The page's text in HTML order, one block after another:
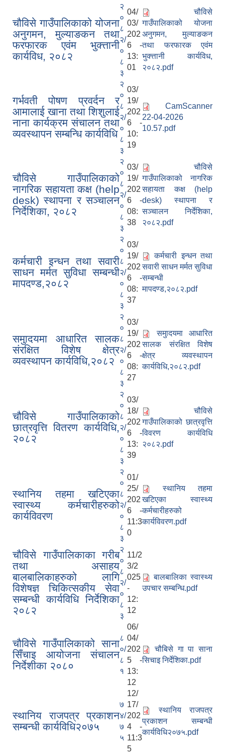
चौविसे गाउँपालिकाको योजना
अनुगमन, मुल्याङकन तथा
फरफारक एवंम भुक्त्तानी
कार्यविध, २०८२
२
०
८
२/
०
८
३
04/
03/
202
6 -
13:
01
चौविसे
गाउँपालिकाको योजना
अनुगमन, मुल्याङकन
तथा फरफारक एवंम
भुक्त्तानी कार्यविध,
२०८२.pdf
गर्भवती पोषण प्रवर्दन र
आमालाई खाना तथा शिशुलाई
नाना कार्यक्रम संचालन तथा
व्यवस्थापन सम्बन्धि कार्यविधि
२
०
८
२/
०
८
३
03/
19/
202
6 -
10:
19
CamScanner
22-04-2026
10.57.pdf
चौविसे गाउँपालिकाको
नागरिक सहायता कक्ष (help
desk) स्थापना र सञ्चालन
निर्देशिका, २०८२
२
०
८
२/
०
८
३
03/
19/
202
6 -
08:
38
चौविसे
गाउँपालिकाको नागरिक
सहायता कक्ष (help
desk) स्थापना र
सञ्चालन निर्देशिका,
२०८२.pdf
कर्मचारी इन्धन तथा सवारी
साधन मर्मत सुविधा सम्बन्धी
मापदण्ड,२०८२
२
०
८
२/
०
८
३
03/
19/
202
6 -
08:
37
कर्मचारी इन्धन तथा
सवारी साधन मर्मत सुविधा
सम्बन्धी
मापदण्ड,२०८२.pdf
समुादयमा आधारित सालक
संरक्षित विशेष क्षेत्र
व्यवस्थापन कार्यविधि,२०८२
२
०
८
२/
०
८
३
03/
19/
202
6 -
08:
27
समुादयमा आधारित
सालक संरक्षित विशेष
क्षेत्र व्यवस्थापन
कार्यविधि,२०८२.pdf
चौविसे गाउँपालिकाको
छात्रवृत्ति वितरण कार्यविधि,
२०८२
२
०
८
२/
०
८
३
03/
18/
202
6 -
13:
39
चौविसे
गाउँपालिकाको छात्रवृत्ति
विवरण कार्यविधि
२०८२.pdf
स्थानिय तहमा खटिएका
स्वास्थ्य कर्मचारीहरुको
कार्यविवरण
२
०
८
२/
०
८
३
01/
25/
202
6 -
11:3
0
स्थानिय तहमा
खटिएका स्वास्थ्य
कर्मचारीहरुको
कार्यविवरण.pdf
चौविसे गाउँपालिकाका गरीब
तथा असाहय
बालबालिकाहरुको लागि
विशेषज्ञ चिकित्सकीय सेवा
सम्बन्धी कार्यविधि निर्देशिका
२०८२
२
०
८
२/
०
८
३
11/2
3/2
025
-
12:
12
बालबालिका स्वास्थ्य
उपचार सम्बन्धि.pdf
चौविसे गाउँपालिकाको साना
सिँचाइ आयोजना संचालन
निर्देशीका २०८०
८
०/
८
१
06/
04/
202
5 -
13:
12
चौबिसे गा पा साना
सिचाइ निर्देशिका.pdf
स्थानिय राजपत्र प्रकाशन
सम्बन्धी कार्यविधि२०७५
७
४/
७
५
12/
17/
202
4 -
11:3
5
स्थानिय राजपत्र
प्रकाशन सम्बन्धी
कार्यविधि२०७५.pdf